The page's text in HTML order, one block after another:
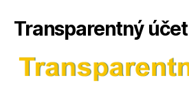
Transparentný účet